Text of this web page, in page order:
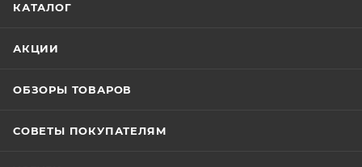
КАТАЛОГ
АКЦИИ
ОБЗОРЫ ТОВАРОВ
СОВЕТЫ ПОКУПАТЕЛЯМ